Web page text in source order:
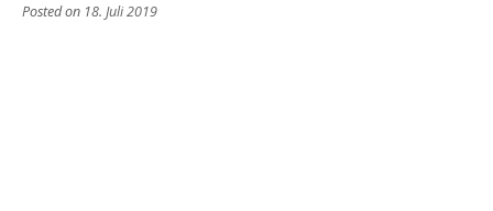
Posted on 18. Juli 2019